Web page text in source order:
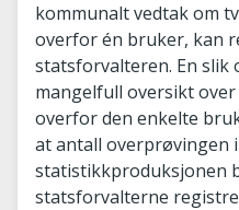
kommunalt vedtak om
overfor én bruker, kan
statsforvalteren. En slik
mangelfull oversikt
overfor den enkelte
at antall overprøvingen
statistikkproduksjonen
statsforvalterne